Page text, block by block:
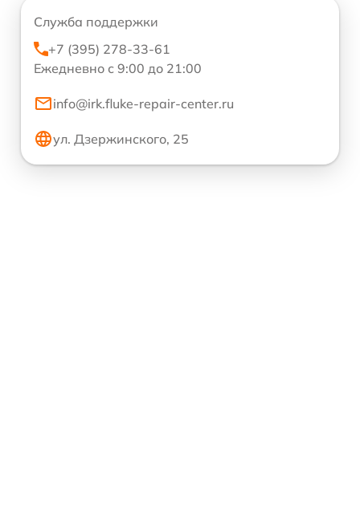
Служба поддержки
+7 (395) 278-33-61
Ежедневно с 9:00 до 21:00
info@irk.fluke-repair-center.ru
ул. Дзержинского, 25